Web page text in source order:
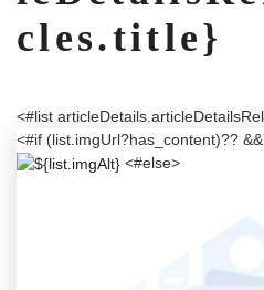
cles.title}
<#list
<#if (list.imgUrl?has_content)??
<#else>